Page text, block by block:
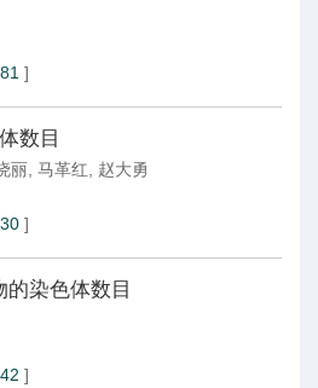
]
数目
丽 马革红
赵大勇
]
染色体数目
]